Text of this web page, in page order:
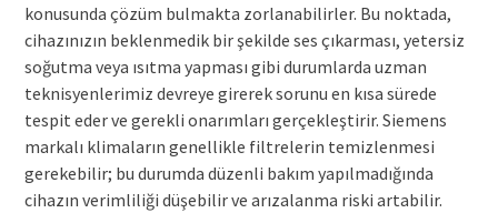
konusunda çözüm bulmakta zorlanabilirler. Bu noktada,
cihazınızın beklenmedik bir şekilde ses çıkarması, yetersiz
soğutma veya ısıtma yapması gibi durumlarda uzman
teknisyenlerimiz devreye girerek sorunu en kısa sürede
tespit eder ve gerekli onarımları gerçekleştirir. Siemens
markalı klimaların genellikle filtrelerin temizlenmesi
gerekebilir; bu durumda düzenli bakım yapılmadığında
cihazın verimliliği düşebilir ve arızalanma riski artabilir.